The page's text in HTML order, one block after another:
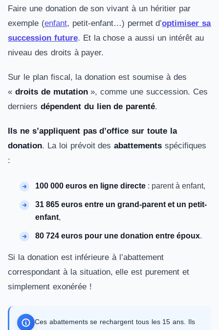
Faire une donation de son vivant à un héritier par
exemple (enfant, petit-enfant…) permet d’optimiser sa
succession future. Et la chose a aussi un intérêt au
niveau des droits à payer.
Sur le plan fiscal, la donation est soumise à des
« droits de mutation», comme une succession. Ces
derniers dépendent du lien de parenté.
Ils ne s’appliquent pas d’office sur toute la
donation. La loi prévoit desabattements spécifiques
:
100 000 euros en ligne directe : parent à enfant,
31 865 euros entre un grand-parent et un petit-
enfant,
80 724 euros pour une donation entre époux.
Si la donation est inférieure à l’abattement
correspondant à la situation, elle est purement et
simplement exonérée !
Ces abattements se rechargent tous les 15 ans. Ils